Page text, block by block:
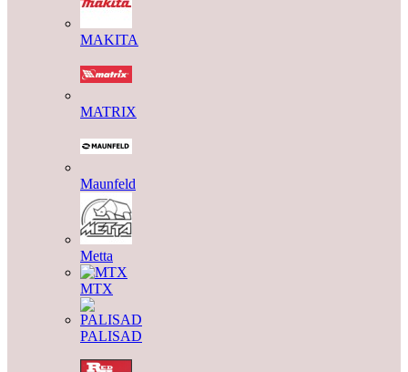
MAKITA
MATRIX
Maunfeld
Metta
MTX
PALISAD